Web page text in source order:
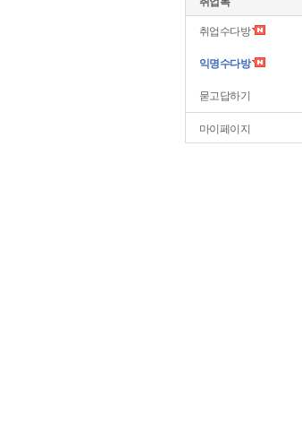
취업수다방
익명수다방
묻고답하기
마이페이지